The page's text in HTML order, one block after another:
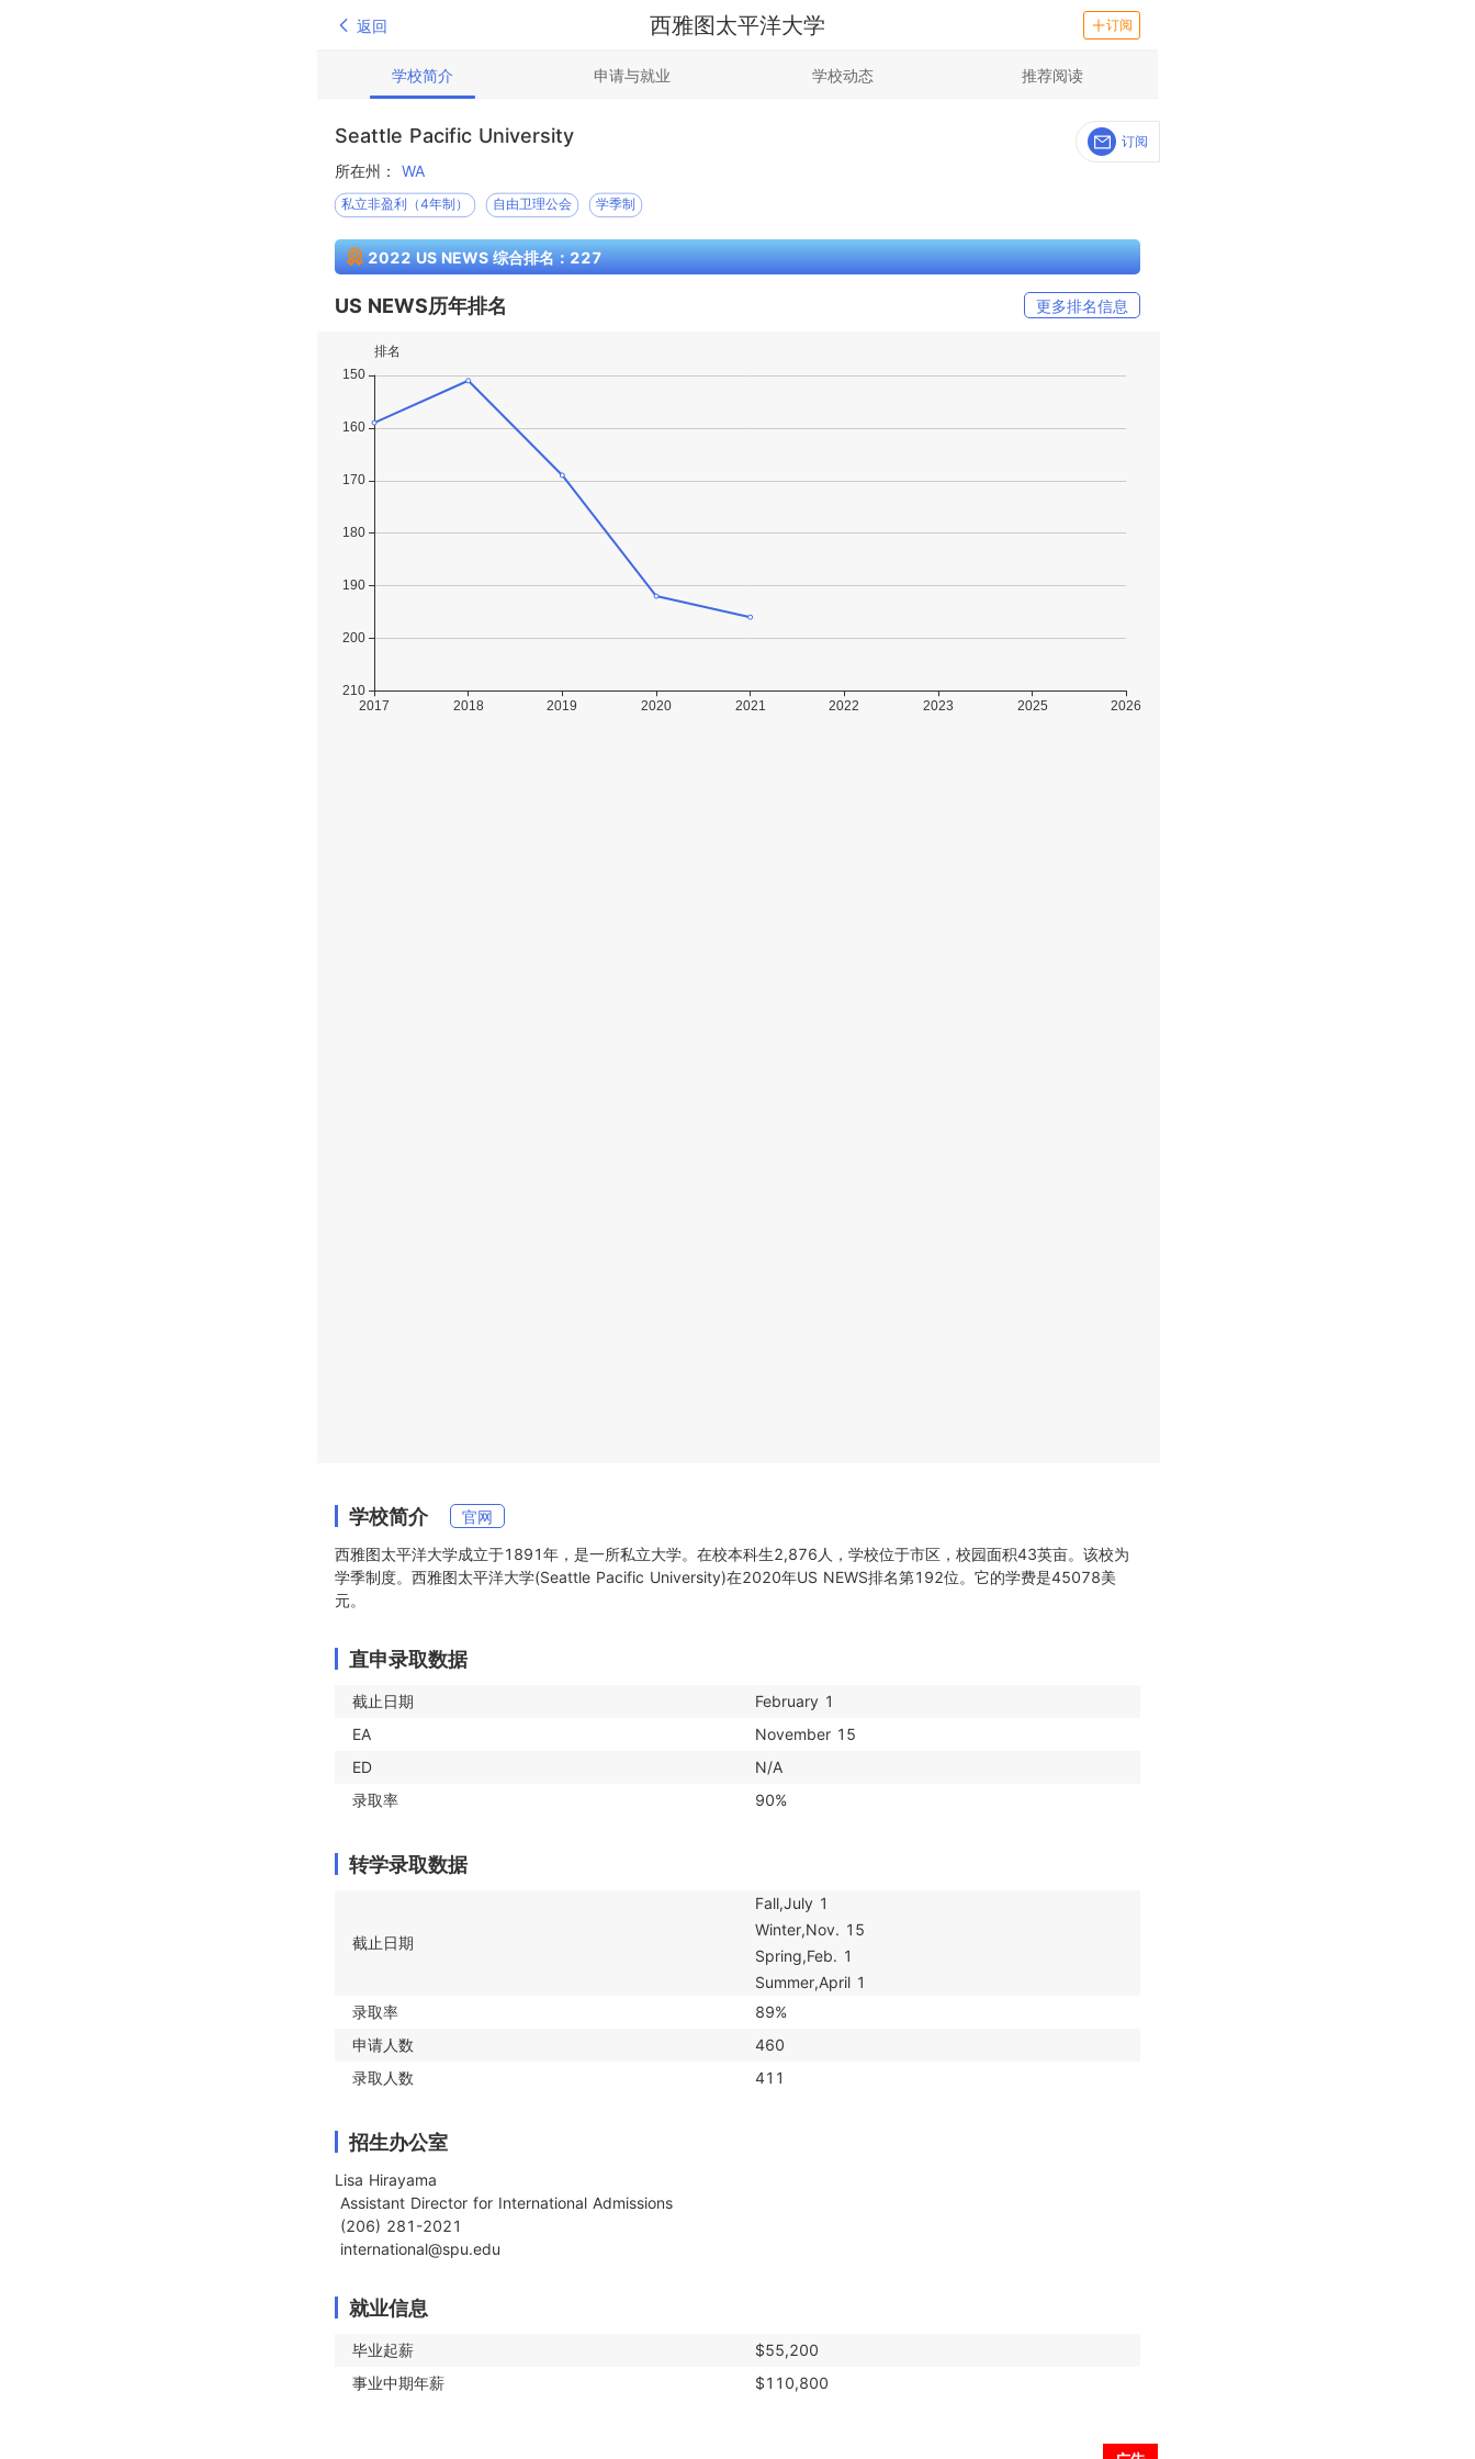
返回 西雅图太平洋大学 订阅
学校简介 申请与就业 学校动态 推荐阅读
Seattle Pacific University
所在州： WA
私立非盈利（4年制） 自由卫理公会 学季制
订阅
2022 US NEWS 综合排名：227
US NEWS历年排名 更多排名信息
学校简介
官网
西雅图太平洋大学成立于1891年，是一所私立大学。在校本科生2,876人，学校位于市区，校园面积43英亩。该校为
学季制度。西雅图太平洋大学(Seattle Pacific University)在2020年US NEWS排名第192位。它的学费是45078美
元。
直申录取数据
截止日期
February 1
EA
November 15
ED
N/A
录取率
90%
转学录取数据
截止日期
Fall,July 1
Winter,Nov. 15
Spring,Feb. 1
Summer,April 1
录取率
89%
申请人数
460
录取人数
411
招生办公室
Lisa Hirayama
international@spu.edu
就业信息
毕业起薪
$55,200
事业中期年薪
$110,800